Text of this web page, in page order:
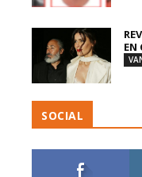
EN
SOCIAL